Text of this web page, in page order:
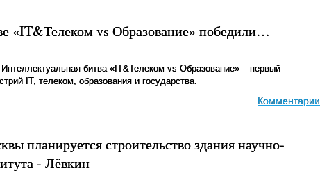
«IT&Телеком vs Образование» победили…
битва «IT&Телеком vs Образование» – первый
IT, телеком, образования и государства.
Комментарии
планируется строительство здания научно-
- Лёвкин